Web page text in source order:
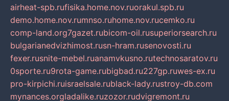
airheat-spb.rufisika.home.nov.ruorakul.spb.ru
demo.home.nov.rumnso.ruhome.nov.rucemko.ru
comp-land.org7gazet.rubicom-oil.rusuperiorsearch.ru
bulgarianedvizhimost.rusn-hram.rusenovosti.ru
fexer.rusnite-mebel.ruanamvkusno.rutechnosaratov.ru
0sporte.ru9rota-game.rubigbad.ru227gp.ruwes-ex.ru
pro-kirpichi.ruisraelsale.rublack-lady.rustroy-db.com
mynances.orgladalike.ruzozor.rudvigremont.ru